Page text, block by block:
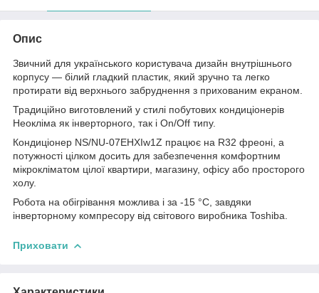
Опис
Звичний для українського користувача дизайн внутрішнього
корпусу — білий гладкий пластик, який зручно та легко
протирати від верхнього забруднення з прихованим екраном.
Традиційно виготовлений у стилі побутових кондиціонерів
Неокліма як інверторного, так і On/Off типу.
Кондиціонер NS/NU-07EHXIw1Z працює на R32 фреоні, а
потужності цілком досить для забезпечення комфортним
мікрокліматом цілої квартири, магазину, офісу або просторого
холу.
Робота на обігрівання можлива і за -15 °C, завдяки
інверторному компресору від світового виробника Toshiba.
Приховати